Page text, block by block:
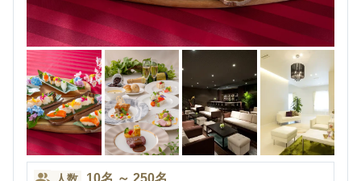
人数 10名 ～ 250名